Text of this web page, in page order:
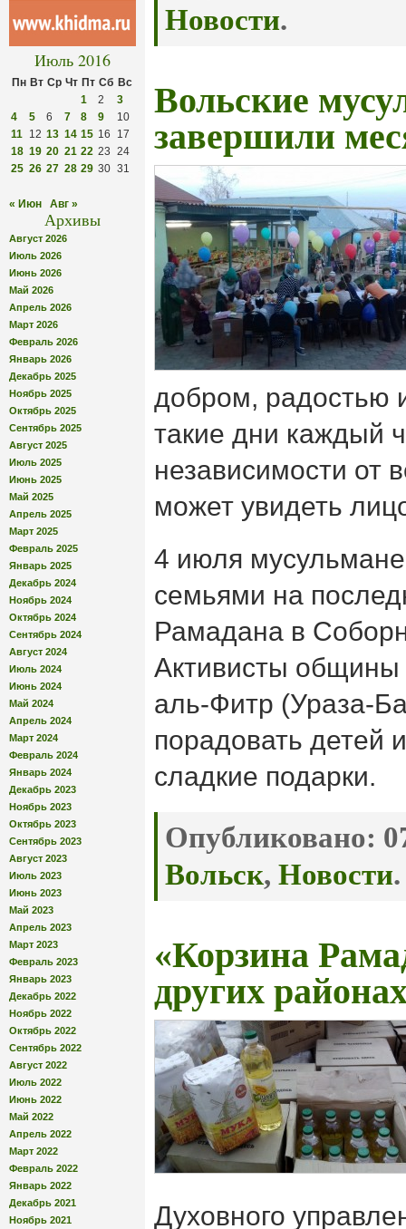
Июль 2016
Пн Вт Ср Чт Пт Сб Вс
1
2
3
4
5 6 7 8 9
10
11
12 13 14 15 16
17
18 19 20 21 22 23 24
25 26 27 28 29 30 31
« Июн Авг »
Архивы
Август 2026
Июль 2026
Июнь 2026
Май 2026
Апрель 2026
Март 2026
Февраль 2026
Январь 2026
Декабрь 2025
Ноябрь 2025
Октябрь 2025
Сентябрь 2025
Август 2025
Июль 2025
Июнь 2025
Май 2025
Апрель 2025
Март 2025
Февраль 2025
Январь 2025
Декабрь 2024
Ноябрь 2024
Октябрь 2024
Сентябрь 2024
Август 2024
Июль 2024
Июнь 2024
Май 2024
Апрель 2024
Март 2024
Февраль 2024
Январь 2024
Декабрь 2023
Ноябрь 2023
Октябрь 2023
Сентябрь 2023
Август 2023
Июль 2023
Июнь 2023
Май 2023
Апрель 2023
Март 2023
Февраль 2023
Январь 2023
Декабрь 2022
Ноябрь 2022
Октябрь 2022
Сентябрь 2022
Август 2022
Июль 2022
Июнь 2022
Май 2022
Апрель 2022
Март 2022
Февраль 2022
Январь 2022
Декабрь 2021
Ноябрь 2021
Новости.
Вольские
завершили
добром, радостью
такие дни каждый
независимости от
может увидеть
4 июля мусульмане
семьями на
Рамадана в
Активисты
аль-Фитр (Ураза-
порадовать детей
сладкие подарки.
Опубликовано:
Вольск, Новости.
«Корзина
других
Духовного